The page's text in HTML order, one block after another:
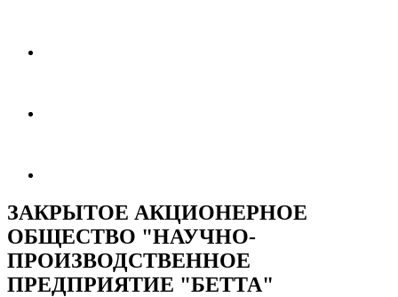
ЗАКРЫТОЕ АКЦИОНЕРНОЕ
ОБЩЕСТВО "НАУЧНО-
ПРОИЗВОДСТВЕННОЕ
ПРЕДПРИЯТИЕ "БЕТТА"